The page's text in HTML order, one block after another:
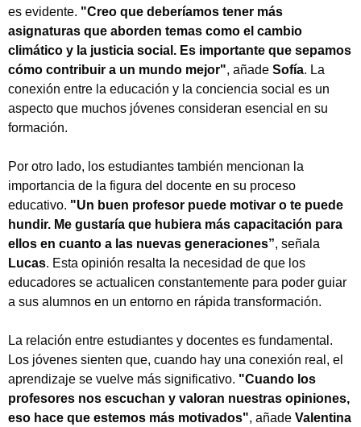
Tipea lo que deseas buscar y luego pulsa Enter:
es evidente. "Creo que deberíamos tener más
asignaturas que aborden temas como el cambio
climático y la justicia social. Es importante que sepamos
cómo contribuir a un mundo mejor", añade Sofía. La
conexión entre la educación y la conciencia social es un
aspecto que muchos jóvenes consideran esencial en su
formación.
Por otro lado, los estudiantes también mencionan la
importancia de la figura del docente en su proceso
educativo. "Un buen profesor puede motivar o te puede
hundir. Me gustaría que hubiera más capacitación para
ellos en cuanto a las nuevas generaciones”, señala
Lucas. Esta opinión resalta la necesidad de que los
educadores se actualicen constantemente para poder guiar
a sus alumnos en un entorno en rápida transformación.
La relación entre estudiantes y docentes es fundamental.
Los jóvenes sienten que, cuando hay una conexión real, el
aprendizaje se vuelve más significativo. "Cuando los
profesores nos escuchan y valoran nuestras opiniones,
eso hace que estemos más motivados", añade Valentina